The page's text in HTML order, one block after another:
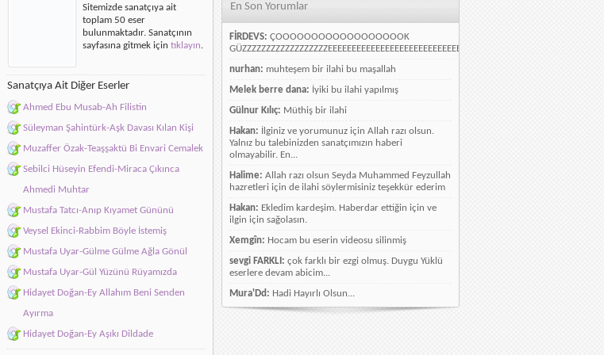
Sitemizde sanatçıya ait
toplam 50 eser
bulunmaktadır. Sanatçının
sayfasına gitmek için tıklayın.
Sanatçıya Ait Diğer Eserler
Ahmed Ebu Musab-Ah Filistin
Süleyman Şahintürk-Aşk Davası Kılan Kişi
Muzaffer Özak-Teaşşaktü Bi Envari Cemalek
Sebilci Hüseyin Efendi-Miraca Çıkınca
Ahmedi Muhtar
Mustafa Tatcı-Anıp Kıyamet Gününü
Veysel Ekinci-Rabbim Böyle İstemiş
Mustafa Uyar-Gülme Gülme Ağla Gönül
Mustafa Uyar-Gül Yüzünü Rüyamızda
Hidayet Doğan-Ey Allahım Beni Senden
Ayırma
Hidayet Doğan-Ey Aşıkı Dildade
En Son Yorumlar
FİRDEVS: ÇOOOOOOOOOOOOOOOOOOK
GÜZZZZZZZZZZZZZZZZZZEEEEEEEEEEEEEEEEEEEEEEEEEEEEELLLLLLLLLLLLLLLLLLLLLLLL
nurhan: muhteşem bir ilahi bu maşallah
Melek berre dana: İyiki bu ilahi yapılmış
Gülnur Kılıç: Müthiş bir ilahi
Hakan: İlginiz ve yorumunuz için Allah razı olsun.
Yalnız bu talebinizden sanatçımızın haberi
olmayabilir. En...
Halime: Allah razı olsun Seyda Muhammed Feyzullah
hazretleri için de ilahi söylermisiniz teşekkür ederim
Hakan: Ekledim kardeşim. Haberdar ettiğin için ve
ilgin için sağolasın.
Xemgîn: Hocam bu eserin videosu silinmiş
sevgi FARKLI: çok farklı bir ezgi olmuş. Duygu Yüklü
eserlere devam abicim...
Mura'Dd: Hadi Hayırlı Olsun...